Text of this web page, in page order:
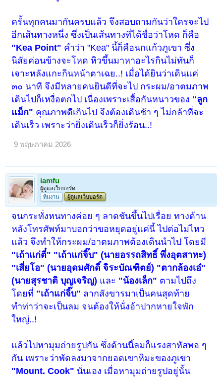
ครั้นทุกคนมากันครบแล้ว จึงสอบถามกันว่าใครจะไป
อีกเส้นทางหนึ่ง ซึ่งเป็นเส้นทางที่ได้ชื่อว่าโหด ก็คือ
"Kea Point" คำว่า "Kea" นี้ก็คือนกแก้วภูเขา ซึ่ง
นิสัยค่อนข้างจะโหด หิวขึ้นมาหาอะไรกินไม่ทันก็
เจาะหลังแกะกินหน้าตาเฉย..! เมื่อได้ยินว่าเดินแค่
๓๐ นาที จึงมีหลายคนยินดีที่จะไป กระผม/อาตมภาพ
เดินไปก็เหงื่อตกไป เนื่องเพราะเสื้อกันหนาวของ "ลูก
แม็ก" คุณภาพดีเกินไป จึงต้องเดินช้า ๆ ไม่กล้าที่จะ
เดินเร็ว เพราะว่ายิ่งเดินเร็วก็ยิ่งร้อน..!
9 พฤษภาคม 2026
iamfu
ผู้ดูแลเว็บบอร์ด
ทีมงาน
ผู้ดูแลเว็บบอร์ด
จนกระทั่งหนทางค่อย ๆ ลาดชันขึ้นไปเรื่อย ทางด้าน
หลังโทรศัพท์มาบอกว่าขอหยุดอยู่แค่นี้ ไปต่อไม่ไหว
แล้ว จึงทำให้กระผม/อาตมภาพต้องเดินนำไป โดยมี
"เถ้าแก่ตี๋" "เถ้าแก่จิ๊บ" (นายอรรถสิทธิ์ พึ่งอุตสาหะ)
"เสี่ยโอ" (นายอุดมศักดิ์ จิระบัณฑิตย์) "ตากล้องเอ๋"
(นายสุรชาติ บุญเจริญ) และ "น้องเล็ก" ตามไปถึง
โดยที่ "เถ้าแก่จิ๊บ" ลากสังขารมาเป็นคนสุดท้าย
ทำท่าว่าจะเป็นลม จนต้องให้นั่งอ้าปากหายใจพัก
ใหญ่..!
แล้วไปหามุมถ่ายรูปกัน ซึ่งด้านนี้ลมก็แรงสาหัสพอ ๆ
กัน เพราะว่าพัดลงมาจากยอดเขาหิมะของภูเขา
"Mount. Cook" นั่นเอง เมื่อหามุมถ่ายรูปอยู่นั้น